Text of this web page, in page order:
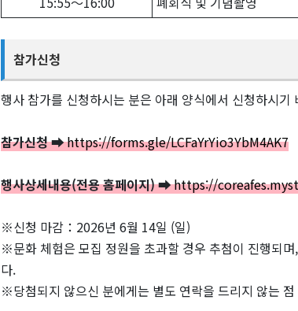
참가신청
행사 참가를 신청하시는 분은 아래 양식에서 신청하시기
참가신청 ➡https://forms.gle/LCFaYrYio3YbM4AK7
행사상세내용(전용 홈페이지) ➡https://
※신청 마감：2026년 6월 14일 (일)
※문화 체험은 모집 정원을 초과할 경우 추첨이 진행되
다.
※당첨되지 않으신 분에게는 별도 연락을 드리지 않는